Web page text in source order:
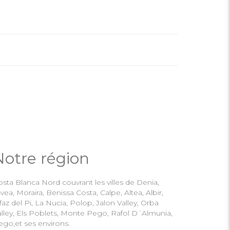
région
Blanca Nord couvrant les villes de Denia,
Moraira, Benissa Costa, Calpe, Altea, Albir,
del Pi, La Nucia, Polop, Jalon Valley, Orba
Els Poblets, Monte Pego, Rafol D´Almunia,
ses environs.